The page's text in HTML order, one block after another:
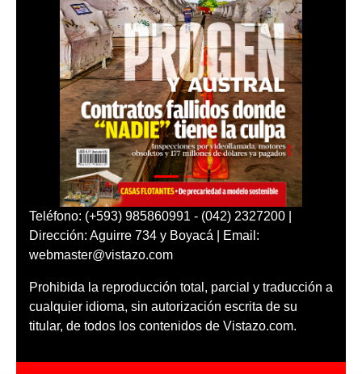
Teléfono: (+593) 985860991 - (042) 2327200 |
Dirección: Aguirre 734 y Boyacá | Email:
webmaster@vistazo.com
Prohibida la reproducción total, parcial y traducción a
cualquier idioma, sin autorización escrita de su
titular, de todos los contenidos de Vistazo.com.